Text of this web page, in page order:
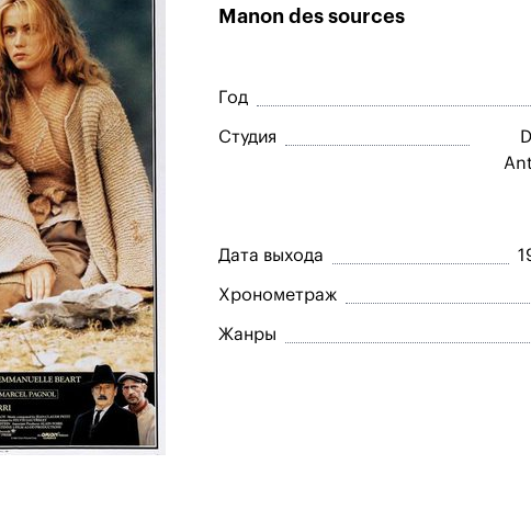
Manon des sources
Год
Студия
Дата выхода
Хронометраж
Жанры